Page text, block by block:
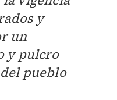
y
un
y pulcro
pueblo